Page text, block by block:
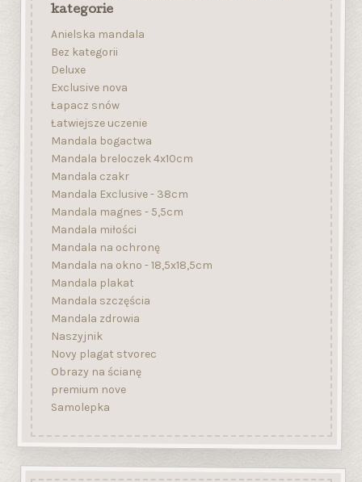
kategorie
Anielska mandala
Bez kategorii
Deluxe
Exclusive nova
Łapacz snów
Łatwiejsze uczenie
Mandala bogactwa
Mandala breloczek 4x10cm
Mandala czakr
Mandala Exclusive - 38cm
Mandala magnes - 5,5cm
Mandala miłości
Mandala na ochronę
Mandala na okno - 18,5x18,5cm
Mandala plakat
Mandala szczęścia
Mandala zdrowia
Naszyjnik
Novy plagat stvorec
Obrazy na ścianę
premium nove
Samolepka